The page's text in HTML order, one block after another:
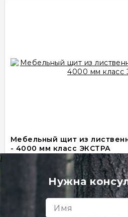
Мебельный щит из
- 4000 мм класс ЭКСТРА
Товар в
1 110 руб
}
Нужна